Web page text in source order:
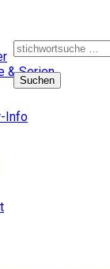
nach:
& Serien
Info